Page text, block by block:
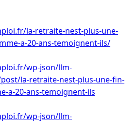
la-retraite-nest-plus-une-
a-20-ans-temoignent-ils/
wp-json/llm-
la-retraite-nest-plus-une-fin-
a-20-ans-temoignent-ils
wp-json/llm-